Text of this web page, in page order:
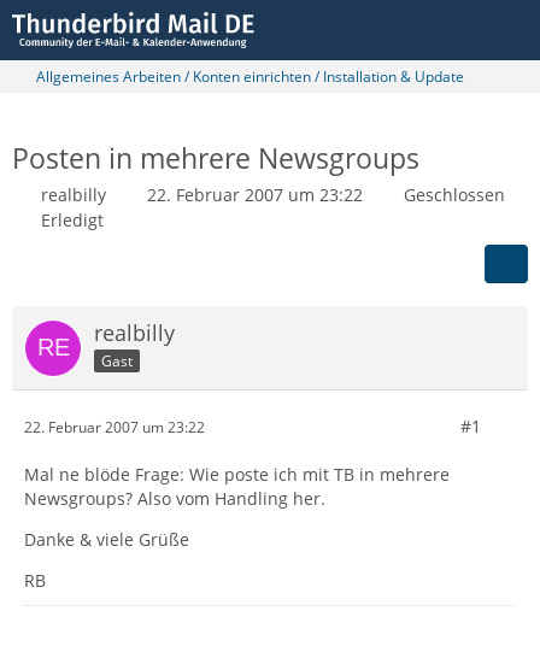
Allgemeines Arbeiten / Konten einrichten / Installation & Update
Posten in mehrere Newsgroups
realbilly 22. Februar 2007 um 23:22
Geschlossen
Erledigt
realbilly
Gast
22. Februar 2007 um 23:22 #1
Mal ne blöde Frage: Wie poste ich mit TB in mehrere
Newsgroups? Also vom Handling her.
Danke & viele Grüße
RB